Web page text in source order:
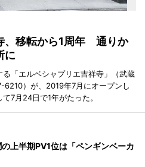
、移転から1周年 通りか
に
「エルベシャプリエ吉祥寺」（武蔵
）が、2019年7月にオープンし
7月24日で1年がたった。
上半期PV1位は「ペンギンベーカ